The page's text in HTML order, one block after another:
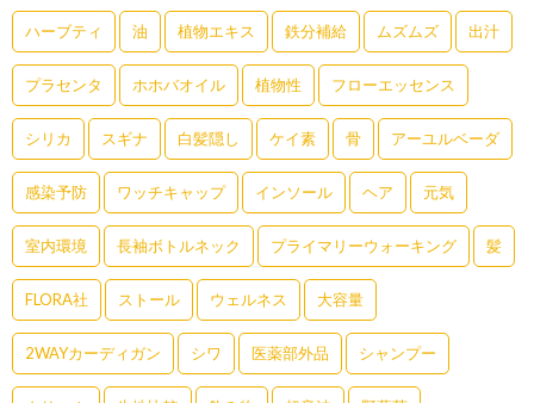
ハーブティ 油 植物エキス 鉄分補給 ムズムズ 出汁
プラセンタ ホホバオイル 植物性 フローエッセンス
シリカ スギナ 白髪隠し ケイ素 骨 アーユルベーダ
感染予防 ワッチキャップ インソール ヘア 元気
室内環境 長袖ボトルネック プライマリーウォーキング 髪
FLORA社 ストール ウェルネス 大容量
2WAYカーディガン シワ 医薬部外品 シャンプー